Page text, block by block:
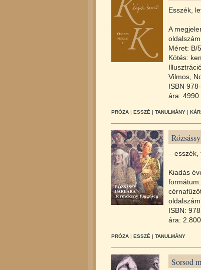
Esszék,
A
Méret: B/5
Kötés:
Vilmos,
ISBN
ára: 4990
PRÓZA | ESSZÉ | TANULMÁNY |
– esszék,
Kiadás
ISBN:
ára:
PRÓZA | ESSZÉ | TANULMÁNY
Sorsod